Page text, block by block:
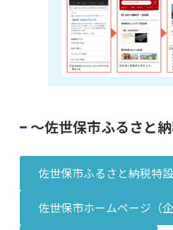
～佐世保市ふるさと
佐世保市ふるさと納税特
佐世保市ホームページ（企